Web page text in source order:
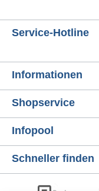
Service-Hotline
Informationen
Shopservice
Infopool
Schneller finden